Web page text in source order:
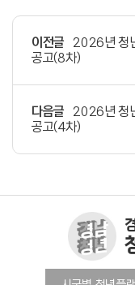
이전글
2026년 청
공고(8차)
다음글
2026년 청
공고(4차)
창원청년정보플